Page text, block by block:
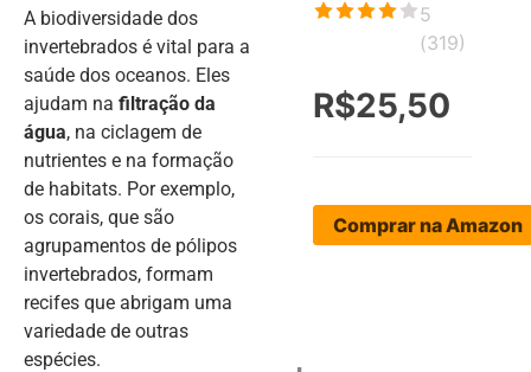
A biodiversidade dos
invertebrados é vital para a
saúde dos oceanos. Eles
ajudam na filtração da
água, na ciclagem de
nutrientes e na formação
de habitats. Por exemplo,
os corais, que são
agrupamentos de pólipos
invertebrados, formam
recifes que abrigam uma
variedade de outras
espécies.
5
(319)
R$25,50
Comprar na Amazon